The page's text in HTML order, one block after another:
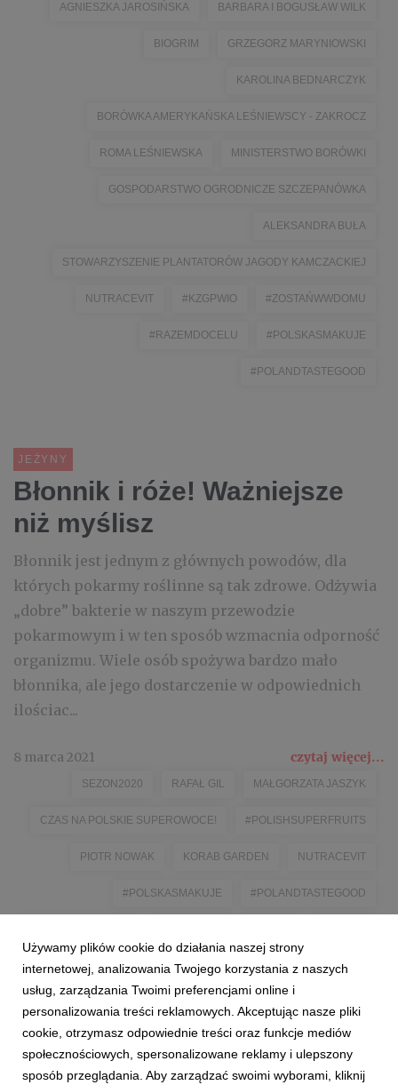
AGNIESZKA JAROSIŃSKA BARBARA I BOGUSŁAW WILK
BIOGRIM GRZEGORZ MARYNIOWSKI
KAROLINA BEDNARCZYK
BORÓWKA AMERYKAŃSKA LEŚNIEWSCY - ZAKROCZ
ROMA LEŚNIEWSKA MINISTERSTWO BORÓWKI
GOSPODARSTWO OGRODNICZE SZCZEPANÓWKA
ALEKSANDRA BUŁA
STOWARZYSZENIE PLANTATORÓW JAGODY KAMCZACKIEJ
NUTRACEVIT #KZGPWIO #ZOSTAŃWWDOMU
#RAZEMDOCELU #POLSKASMAKUJE
#POLANDTASTEGOOD
JEŻYNY
Błonnik i róże! Ważniejsze
niż myślisz
Błonnik jest jednym z głównych powodów, dla
których pokarmy roślinne są tak zdrowe. Odżywia
„dobre” bakterie w naszym przewodzie
pokarmowym i w ten sposób wzmacnia odporność
organizmu. Wiele osób spożywa bardzo mało
błonnika, ale jego dostarczenie w odpowiednich
ilościac...
8 marca 2021 czytaj więcej...
SEZON2020 RAFAŁ GIL MAŁGORZATA JASZYK
CZAS NA POLSKIE SUPEROWOCE! #POLISHSUPERFRUITS
PIOTR NOWAK KORAB GARDEN NUTRACEVIT
#POLSKASMAKUJE #POLANDTASTEGOOD
BLUEBETTY LIOFORTE MAŁGORZATA GÓRA-DUBIELA
Używamy plików cookie do działania naszej strony
internetowej, analizowania Twojego korzystania z naszych
usług, zarządzania Twoimi preferencjami online i
personalizowania treści reklamowych. Akceptując nasze pliki
cookie, otrzymasz odpowiednie treści oraz funkcje mediów
społecznościowych, spersonalizowane reklamy i ulepszony
sposób przeglądania. Aby zarządzać swoimi wyborami, kliknij